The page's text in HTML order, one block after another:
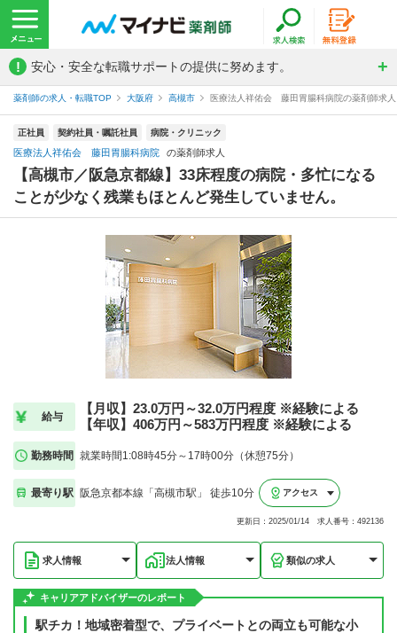
! 安心・安全な転職サポートの提供に努めます。
薬剤師の求人・転職TOP 大阪府 高槻市 医療法人祥佑会 藤田胃腸科病院の薬剤師求人
正社員 契約社員・嘱託社員 病院・クリニック
医療法人祥佑会 藤田胃腸科病院 の薬剤師求人
【高槻市／阪急京都線】33床程度の病院・多忙になる
ことが少なく残業もほとんど発生していません。
給与
【月収】23.0万円～32.0万円程度 ※経験による
【年収】406万円～583万円程度 ※経験による
勤務時間 就業時間1:08時45分～17時00分（休憩75分）
最寄り駅 阪急京都本線「高槻市駅」 徒歩10分 アクセス
更新日：2025/01/14 求人番号：492136
求人情報 法人情報 類似の求人
キャリアアドバイザーのレポート
駅チカ！地域密着型で、プライベートとの両立も可能な小